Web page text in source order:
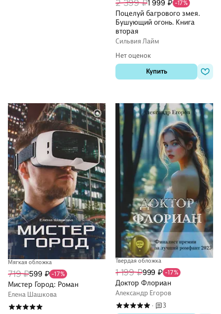
2 399 ₽1 999 ₽ -17%
Поцелуй багрового змея.
Бушующий огонь. Книга
вторая
Сильвия Лайм
Нет оценок
Купить
Мягкая обложка
719 ₽599 ₽ -17%
Мистер Город: Роман
Елена Шашкова
Твердая обложка
1 199 ₽999 ₽ -17%
Доктор Флориан
Александр Егоров
·
3